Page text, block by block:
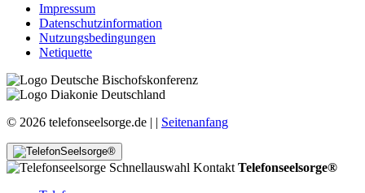
Impressum
Datenschutzinformation
Nutzungsbedingungen
Netiquette
© 2026 telefonseelsorge.de | | Seitenanfang
Telefonseelsorge®